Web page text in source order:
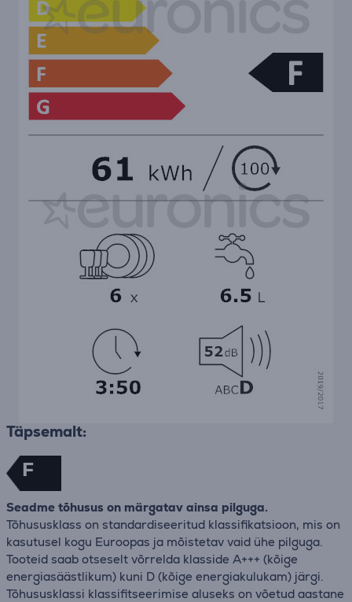
Täpsemalt:
F
Seadme tõhusus on märgatav ainsa pilguga.
Tõhususklass on standardiseeritud klassifikatsioon, mis on
kasutusel kogu Euroopas ja mõistetav vaid ühe pilguga.
Tooteid saab otseselt võrrelda klasside A+++ (kõige
energiasäästlikum) kuni D (kõige energiakulukam) järgi.
Tõhususklassi klassifitseerimise aluseks on võetud aastane